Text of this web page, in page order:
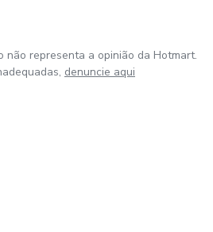
não representa a opinião da Hotmart.
denuncie aqui